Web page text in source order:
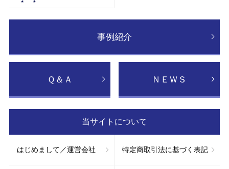
事例紹介
Ｑ＆Ａ ＮＥＷＳ
当サイトについて
はじめまして／運営会社 特定商取引法に基づく表記